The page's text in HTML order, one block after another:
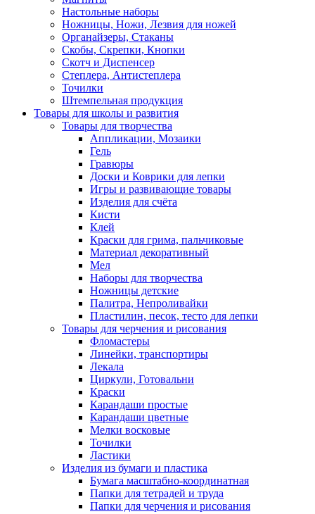
Настольные наборы
Ножницы, Ножи, Лезвия для ножей
Органайзеры, Стаканы
Скобы, Скрепки, Кнопки
Скотч и Диспенсер
Степлера, Антистеплера
Точилки
Штемпельная продукция
Товары для школы и развития
Товары для творчества
Аппликации, Мозаики
Гель
Гравюры
Доски и Коврики для лепки
Игры и развивающие товары
Изделия для счёта
Кисти
Клей
Краски для грима, пальчиковые
Материал декоративный
Мел
Наборы для творчества
Ножницы детские
Палитра, Непроливайки
Пластилин, песок, тесто для лепки
Товары для черчения и рисования
Фломастеры
Линейки, транспортиры
Лекала
Циркули, Готовальни
Краски
Карандаши простые
Карандаши цветные
Мелки восковые
Точилки
Ластики
Изделия из бумаги и пластика
Бумага масштабно-координатная
Папки для тетрадей и труда
Папки для черчения и рисования